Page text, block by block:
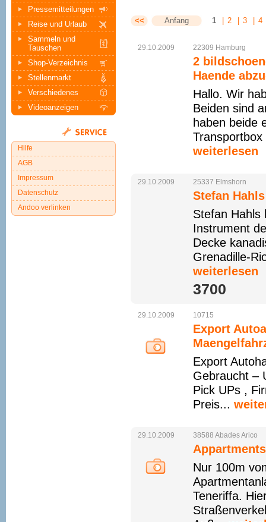
<< Anfang 1 2 3 4
29.10.2009 22309 Hamburg
2
Haende
Hallo. Wir
Beiden sind
haben beide
weiterlesen
29.10.2009 25337 Elmshorn
Stefan
Stefan Hahls
Instrument
Decke
Grenadille-
weiterlesen
3700 
29.10.2009 10715
Export
Export
Gebraucht –
Pick UPs ,
Preis...
29.10.2009 38588 AbadesArico
Nur 100m
Teneriffa.
Pressemitteilungen
Reise und Urlaub
Sammeln und
Tauschen
Shop-Verzeichnis
Stellenmarkt
Verschiedenes
Videoanzeigen
Hilfe
AGB
Impressum
Datenschutz
Andoo verlinken